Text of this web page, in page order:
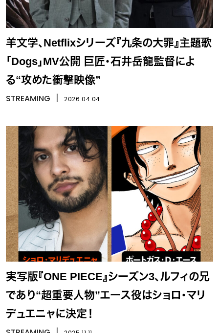
羊文学、Netflixシリーズ『九条の大罪』主題歌
「Dogs」MV公開 巨匠・石井岳龍監督によ
る“攻めた衝撃映像”
STREAMING 2026.04.04
実写版『ONE PIECE』シーズン3、ルフィの兄
であり“超重要人物”エース役はショロ・マリ
デュエニャに決定！